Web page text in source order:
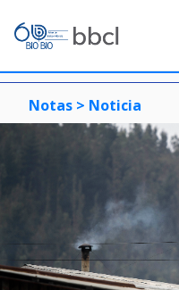
Notas > Noticia